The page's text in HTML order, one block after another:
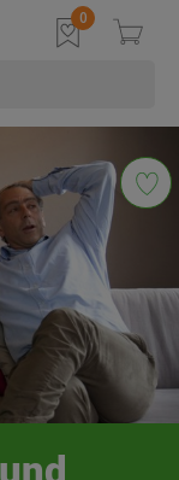
Diploma &